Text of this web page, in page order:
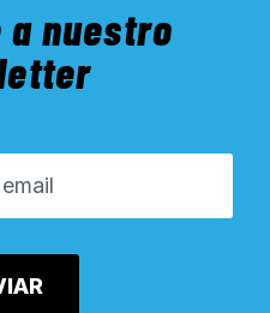
nuestro